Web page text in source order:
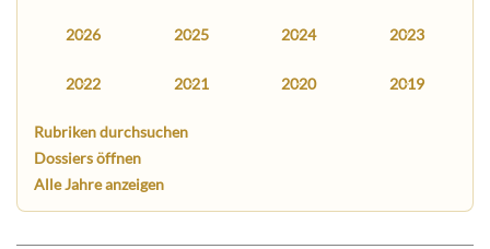
2026 2025 2024 2023
2022 2021 2020 2019
Rubriken durchsuchen
Dossiers öffnen
Alle Jahre anzeigen